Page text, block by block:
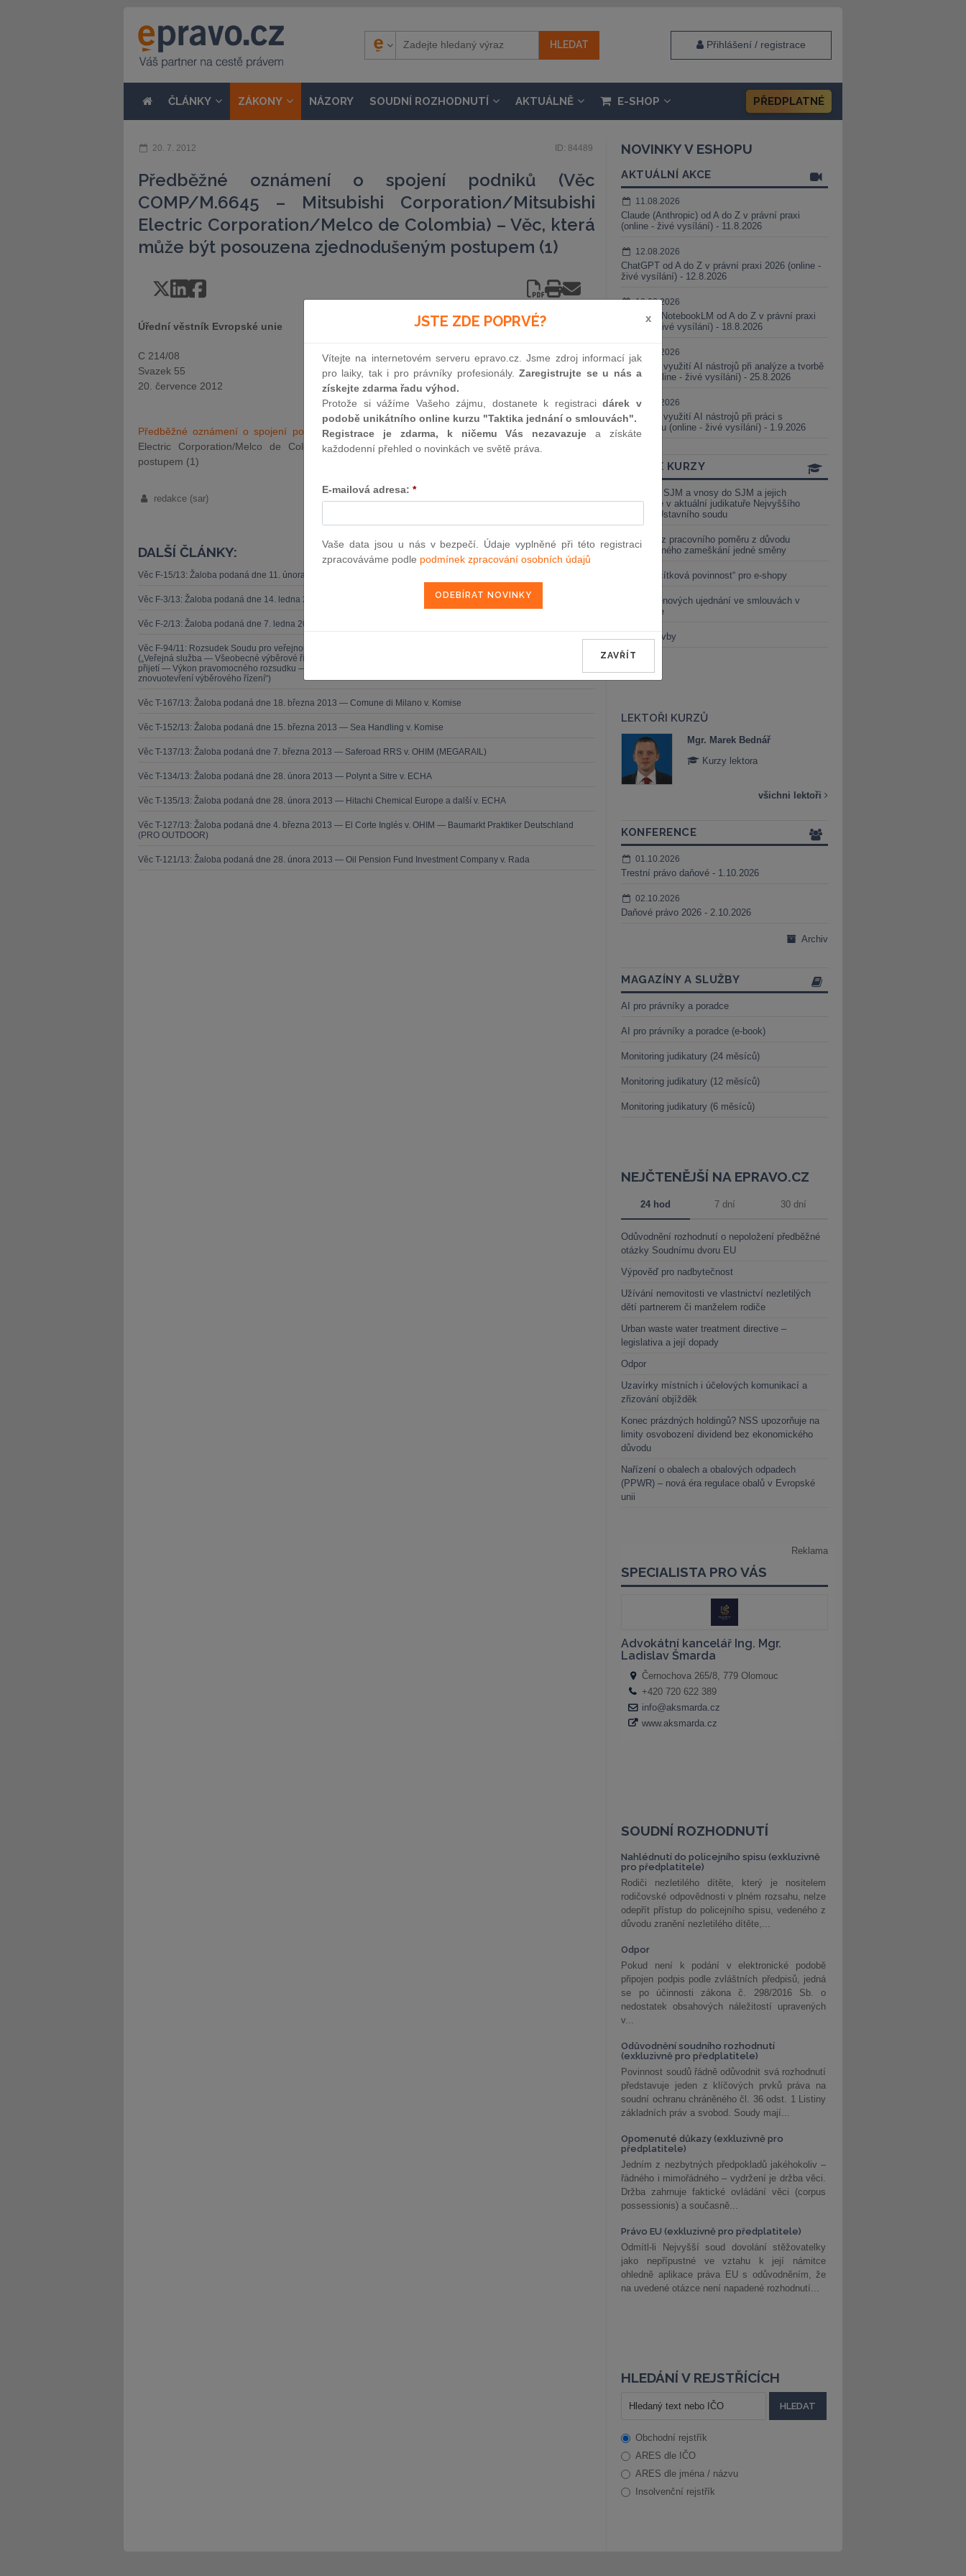
Přihlášení / registrace
ČLÁNKY ZÁKONY NÁZORY SOUDNÍ ROZHODNUTÍ AKTUÁLNĚ E-SHOP PŘEDPLATNÉ
20. 7. 2012 ID: 84489
Předběžné oznámení o spojení podniků (Věc
COMP/M.6645 – Mitsubishi Corporation/Mitsubishi
Electric Corporation/Melco de Colombia) – Věc, která
může být posouzena zjednodušeným postupem (1)
Úřední věstník Evropské unie
C 214/08
Svazek 55
20. července 2012
Předběžné oznámení o spojení podniků(Věc COMP/M.6645 – Mitsubishi Corporation/Mitsubishi
Electric Corporation/Melco de Colombia) – Věc, která může být posouzena zjednodušeným
postupem (1)
redakce (sar) 20. 7. 2012
DALŠÍ ČLÁNKY:
Věc F-15/13: Žaloba podaná dne 11. února 2013 — ZZ v. Komise
Věc F-3/13: Žaloba podaná dne 14. ledna 2013 — CK v. Komise
Věc F-2/13: Žaloba podaná dne 7. ledna 2013 — ZZ v. Komise
Věc F-94/11: Rozsudek Soudu pro veřejnou službu (druhého senátu) ze dne 21. března 2013 — Brune v. Komise
(„Veřejná služba — Všeobecné výběrové řízení — Zrušení rozhodnutí o nezapsání na seznam uchazečů vhodných k
přijetí — Výkon pravomocného rozsudku — Zásada legality — Námitka protiprávnosti vznesená proti rozhodnutí o
znovuotevření výběrového řízení“)
Věc T-167/13: Žaloba podaná dne 18. března 2013 — Comune di Milano v. Komise
Věc T-152/13: Žaloba podaná dne 15. března 2013 — Sea Handling v. Komise
Věc T-137/13: Žaloba podaná dne 7. března 2013 — Saferoad RRS v. OHIM (MEGARAIL)
Věc T-134/13: Žaloba podaná dne 28. února 2013 — Polynt a Sitre v. ECHA
Věc T-135/13: Žaloba podaná dne 28. února 2013 — Hitachi Chemical Europe a další v. ECHA
Věc T-127/13: Žaloba podaná dne 4. března 2013 — El Corte Inglés v. OHIM — Baumarkt Praktiker Deutschland
(PRO OUTDOOR)
Věc T-121/13: Žaloba podaná dne 28. února 2013 — Oil Pension Fund Investment Company v. Rada
NOVINKY V ESHOPU
AKTUÁLNÍ AKCE
11.08.2026
Claude (Anthropic) od A do Z v právní praxi
(online - živé vysílání) - 11.8.2026
12.08.2026
ChatGPT od A do Z v právní praxi 2026 (online -
živé vysílání) - 12.8.2026
18.08.2026
Gemini a NotebookLM od A do Z v právní praxi
(online - živé vysílání) - 18.8.2026
25.08.2026
Praktické využití AI nástrojů při analýze a tvorbě
smluv (online - živé vysílání) - 25.8.2026
01.09.2026
Praktické využití AI nástrojů při práci s
judikaturou (online - živé vysílání) - 1.9.2026
ONLINE KURZY
Vnosy ze SJM a vnosy do SJM a jejich
valorizace v aktuální judikatuře Nejvyššího
soudu a Ústavního soudu
Výpověď z pracovního poměru z důvodu
neomluveného zameškání jedné směny
Nová „tlačítková povinnost“ pro e-shopy
Změna cenových ujednání ve smlouvách v
energetice
Černé stavby
LEKTOŘI KURZŮ
MCIArb
Mgr. Marek Bednář
Kurzy lektora
všichni lektoři
KONFERENCE
01.10.2026
Trestní právo daňové - 1.10.2026
02.10.2026
Daňové právo 2026 - 2.10.2026
Archiv
MAGAZÍNY A SLUŽBY
AI pro právníky a poradce
AI pro právníky a poradce (e-book)
Monitoring judikatury (24 měsíců)
Monitoring judikatury (12 měsíců)
Monitoring judikatury (6 měsíců)
NEJČTENĚJŠÍ NA EPRAVO.CZ
24 hod 7 dní 30 dní
Odůvodnění rozhodnutí o nepoložení předběžné
otázky Soudnímu dvoru EU
Výpověď pro nadbytečnost
Užívání nemovitosti ve vlastnictví nezletilých
dětí partnerem či manželem rodiče
Urban waste water treatment directive –
legislativa a její dopady
Odpor
Uzavírky místních i účelových komunikací a
zřizování objížděk
Konec prázdných holdingů? NSS upozorňuje na
limity osvobození dividend bez ekonomického
důvodu
Nařízení o obalech a obalových odpadech
(PPWR) – nová éra regulace obalů v Evropské
unii
SOUDNÍ ROZHODNUTÍ
Nahlédnutí do policejního spisu (exkluzivně
pro předplatitele)
Rodiči nezletilého dítěte, který je nositelem
rodičovské odpovědnosti v plném rozsahu, nelze
odepřít přístup do policejního spisu, vedeného z
důvodu zranění nezletilého dítěte,...
Odpor
Pokud není k podání v elektronické podobě
připojen podpis podle zvláštních předpisů, jedná
se po účinnosti zákona č. 298/2016 Sb. o
nedostatek obsahových náležitostí upravených
v...
Odůvodnění soudního rozhodnutí
(exkluzivně pro předplatitele)
Povinnost soudů řádně odůvodnit svá rozhodnutí
představuje jeden z klíčových prvků práva na
soudní ochranu chráněného čl. 36 odst. 1 Listiny
základních práv a svobod. Soudy mají...
Opomenuté důkazy (exkluzivně pro
předplatitele)
Jedním z nezbytných předpokladů jakéhokoliv –
řádného i mimořádného – vydržení je držba věci.
Držba zahrnuje faktické ovládání věci (corpus
possessionis) a současně...
Právo EU (exkluzivně pro předplatitele)
Odmítl-li Nejvyšší soud dovolání stěžovatelky
jako nepřípustné ve vztahu k její námitce
ohledně aplikace práva EU s odůvodněním, že
na uvedené otázce není napadené rozhodnutí...
HLEDÁNÍ V REJSTŘÍCÍCH
Obchodní rejstřík
ARES dle IČO
ARES dle jména / názvu
Insolvenční rejstřík
JSTE ZDE POPRVÉ? x
Vítejte na internetovém serveru epravo.cz. Jsme zdroj informací jak
pro laiky, tak i pro právníky profesionály.Zaregistrujte se u nás a
získejte zdarma řadu výhod.
Protože si vážíme Vašeho zájmu, dostanete k registracidárek v
podobě unikátního online kurzu "Taktika jednání o smlouvách".
Registrace je zdarma, k ničemu Vás nezavazuje a získáte
každodenní přehled o novinkách ve světě práva.
E-mailová adresa: *
Vaše data jsou u nás v bezpečí. Údaje vyplněné při této registraci
zpracováváme podle podmínek zpracování osobních údajů
ZAVŘÍT